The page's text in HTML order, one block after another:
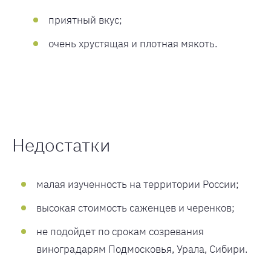
приятный вкус;
очень хрустящая и плотная мякоть.
Недостатки
малая изученность на территории России;
высокая стоимость саженцев и черенков;
не подойдет по срокам созревания
виноградарям Подмосковья, Урала, Сибири.